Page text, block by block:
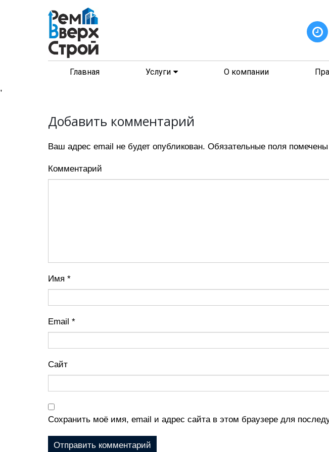
Главная Услуги О компании
,
Добавить комментарий
Ваш адрес email не будет опубликован. Обязательные поля помечены
Комментарий
Имя *
Email *
Сайт
Сохранить моё имя, email и адрес сайта в этом браузере для